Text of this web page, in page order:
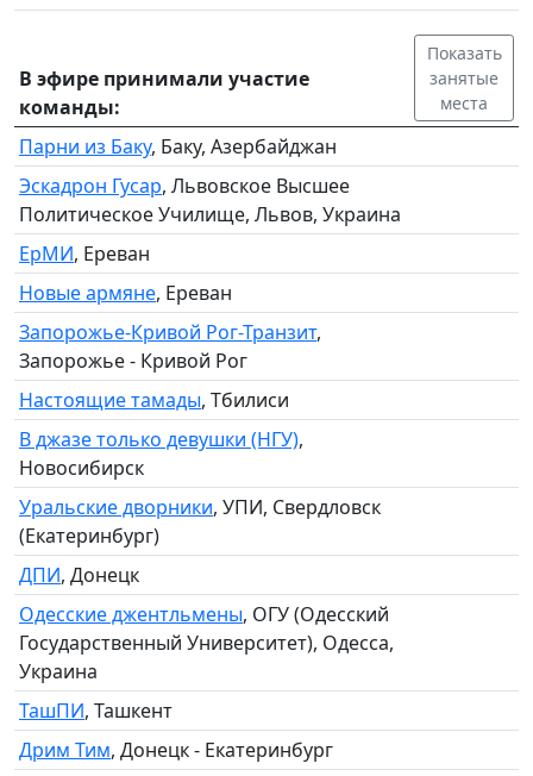
В эфире принимали участие
команды:
Показать
занятые
места
Парни из Баку, Баку, Азербайджан
Эскадрон Гусар, Львовское Высшее
Политическое Училище, Львов, Украина
ЕрМИ, Ереван
Новые армяне, Ереван
Запорожье-Кривой Рог-Транзит,
Запорожье - Кривой Рог
Настоящие тамады, Тбилиси
В джазе только девушки (НГУ),
Новосибирск
Уральские дворники, УПИ, Свердловск
(Екатеринбург)
ДПИ, Донецк
Одесские джентльмены, ОГУ (Одесский
Государственный Университет), Одесса,
Украина
ТашПИ, Ташкент
Дрим Тим, Донецк - Екатеринбург